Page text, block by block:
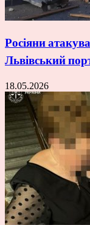
Росіяни
Львівський
18.05.2026